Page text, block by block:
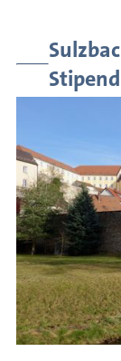
Schreibens
Internationaler
Austausch
Meldungen